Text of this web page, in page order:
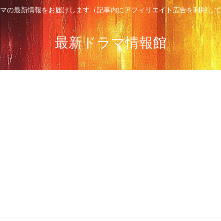
の最新情報をお届けします（記事内にアフィリエイト広告を利用し
最新ドラマ情報館